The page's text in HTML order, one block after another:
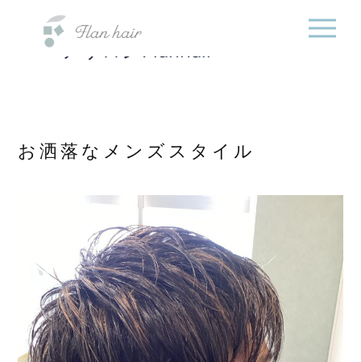
院・半個室オーガニック
ヘアサロンFlanhair
お洒落なメンズスタイル